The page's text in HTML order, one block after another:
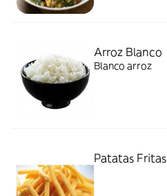
Arroz Blanco
Blanco arroz
Patatas Fritas